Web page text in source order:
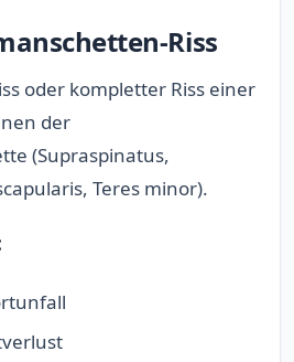
Riss
oder kompletter Riss einer
der
(Supraspinatus,
Teres minor).